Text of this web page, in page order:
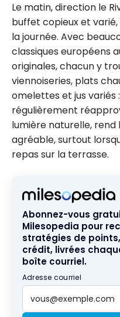
Le matin, direction le
buffet copieux et
la journée. Avec
classiques européens
originales, chacun y
viennoiseries, plats
omelettes et jus
régulièrement
lumière naturelle, rend
agréable, surtout
repas sur la terrasse.
Abonnez-vous
Milesopedia pour
stratégies de
crédit, livrées
boîte courriel.
Adresse courriel